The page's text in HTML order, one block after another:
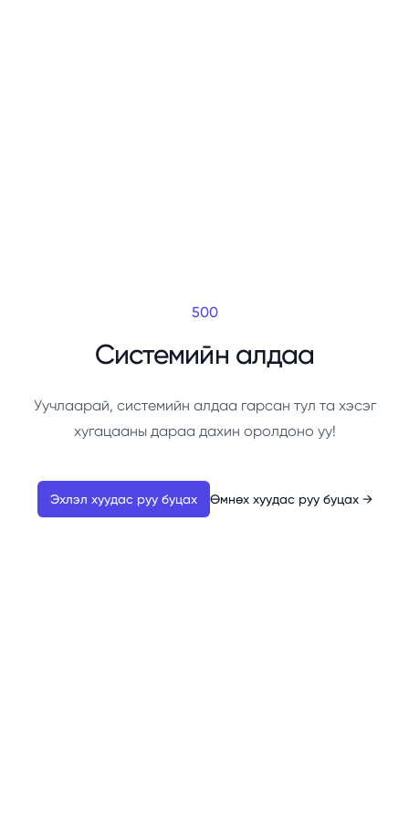
500
Системийн алдаа
Уучлаарай, системийн алдаа гарсан тул та хэсэг
хугацааны дараа дахин оролдоно уу!
Эхлэл хуудас руу буцах Өмнөх хуудас руу буцах →